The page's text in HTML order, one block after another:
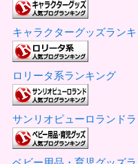
キャラクターグッズラン
ロリータ系ランキング
サンリオピューロランド